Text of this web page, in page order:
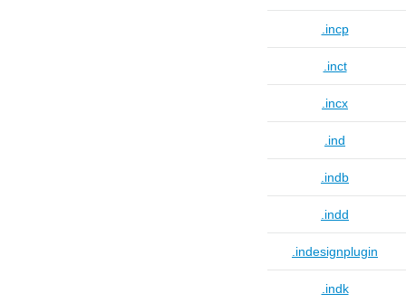
.incp
.inct
.incx
.ind
.indb
.indd
.indesignplugin
.indk